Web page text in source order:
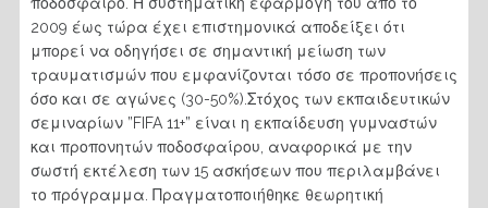
ποδόσφαιρο. Η συστηματική εφαρμογή του απο το
2009 έως τώρα έχει επιστημονικά αποδείξει ότι
μπορεί να οδηγήσει σε σημαντική μείωση των
τραυματισμών που εμφανίζονται τόσο σε προπονήσεις
όσο και σε αγώνες (30-50%).Στόχος των εκπαιδευτικών
σεμιναρίων ”FIFA 11+” είναι η εκπαίδευση γυμναστών
και προπονητών ποδοσφαίρου, αναφορικά με την
σωστή εκτέλεση των 15 ασκήσεων που περιλαμβάνει
το πρόγραμμα. Πραγματοποιήθηκε θεωρητική